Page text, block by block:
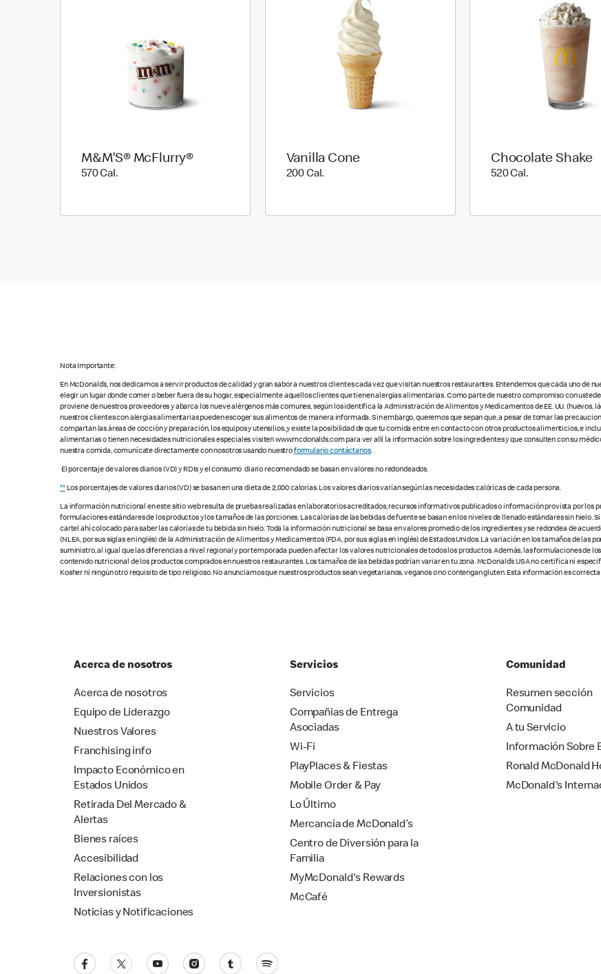
M&M'S® McFlurry®
570 Cal.570 Cal.
Vanilla Cone
200 Cal.
Chocolate Shake
520 Cal.520 Cal.
Nota Importante:
En McDonald’s, nos dedicamos a servir productos de calidad y gran sabor a nuestros clientes cada vez que visitan nuestros restaurantes. Entendemos que cada uno de
elegir un lugar donde comer o beber fuera de su hogar, especialmente aquellos clientes que tienen alergias alimentarias. Como parte de nuestro compromiso con
proviene de nuestros proveedores y abarca los nueve alérgenos más comunes, según los identifica la Administración de Alimentos y Medicamentos de EE. UU. (huevos,
nuestros clientes con alergias alimentarias pueden escoger sus alimentos de manera informada. Sin embargo, queremos que sepan que, a pesar de tomar las
compartan las áreas de cocción y preparación, los equipos y utensilios, y existe la posibilidad de que tu comida entre en contacto con otros productos alimenticios, e
alimentarias o tienen necesidades nutricionales especiales visiten www.mcdonalds.com para ver allí la información sobre los ingredientes y que consulten con su
nuestra comida, comunícate directamente con nosotros usando nuestroformulario contáctanos.
El porcentaje de valores diarios (VD) y RDIs y el consumo diario recomendado se basan en valores no redondeados.
**Los porcentajes de valores diarios (VD) se basan en una dieta de 2,000 calorías. Los valores diarios varían según las necesidades calóricas de cada persona.
La información nutricional en este sitio web resulta de pruebas realizadas en laboratorios acreditados, recursos informativos publicados o información provista por los
formulaciones estándares de los productos y los tamaños de las porciones. Las calorías de las bebidas de fuente se basan en los niveles de llenado estándares sin hielo.
cartel ahí colocado para saber las calorías de tu bebida sin hielo. Toda la información nutricional se basa en valores promedio de los ingredientes y se redondea de
(NLEA, por sus siglas en inglés) de la Administración de Alimentos y Medicamentos (FDA, por sus siglas en inglés) de Estados Unidos. La variación en los tamaños de las
suministro, al igual que las diferencias a nivel regional y por temporada pueden afectar los valores nutricionales de todos los productos. Además, las formulaciones de
contenido nutricional de los productos comprados en nuestros restaurantes. Los tamaños de las bebidas podrían variar en tu zona. McDonald’s USA no certifica ni
Kosher ni ningún otro requisito de tipo religioso. No anunciamos que nuestros productos sean vegetarianos, veganos o no contengan gluten. Esta información es
Acerca de nosotros
Acerca de nosotros
Equipo de Liderazgo
Nuestros Valores
Franchising info
Impacto Económico en
Estados Unidos
Retirada Del Mercado &
Alertas
Bienes raíces
Accesibilidad
Relaciones con los
Inversionistas
Noticias y Notificaciones
Servicios
Servicios
Compañias de Entrega
Asociadas
Wi-Fi
PlayPlaces & Fiestas
Mobile Order & Pay
Lo Último
Mercancía de McDonald’s
Centro de Diversión para la
Familia
MyMcDonald's Rewards
McCafé
Comunidad
Resumen sección
Comunidad
A tu Servicio
Información Sobre
Ronald McDonald
McDonald's